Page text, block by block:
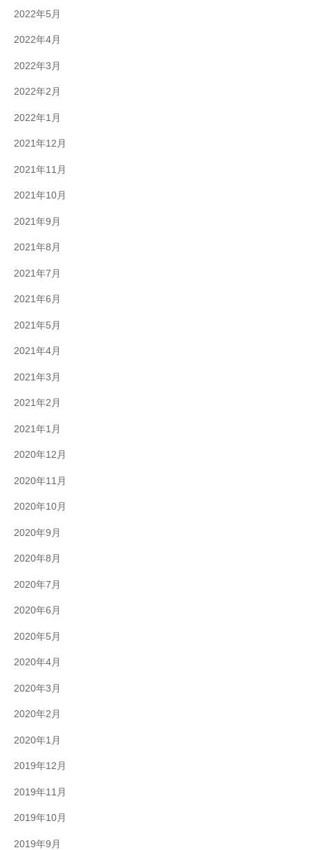
2022年5月
2022年4月
2022年3月
2022年2月
2022年1月
2021年12月
2021年11月
2021年10月
2021年9月
2021年8月
2021年7月
2021年6月
2021年5月
2021年4月
2021年3月
2021年2月
2021年1月
2020年12月
2020年11月
2020年10月
2020年9月
2020年8月
2020年7月
2020年6月
2020年5月
2020年4月
2020年3月
2020年2月
2020年1月
2019年12月
2019年11月
2019年10月
2019年9月